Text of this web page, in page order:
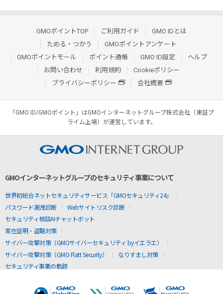
GMOポイントTOP ご利用ガイド
GMO IDとは
ためる・つかう
GMOポイントアンケート
GMOポイントモール
ポイント通帳 GMO ID設定
ヘルプ
お問い合わせ
利用規約
Cookieポリシー
プライバシーポリシー
会社概要
「GMO ID/GMOポイント」はGMOインターネットグループ株式会社（東証プ
ライム上場）が運営しています。
GMOインターネットグループのセキュリティ事業について
世界初総合ネットセキュリティサービス「GMOセキュリティ24」
パスワード漏洩診断
Webサイトリスク診断
セキュリティ相談AIチャットボット
実在証明・盗聴対策
サイバー攻撃対策（GMOサイバーセキュリティ byイエラエ）
サイバー攻撃対策（GMO Flatt Security）
なりすまし対策
セキュリティ事業の軌跡